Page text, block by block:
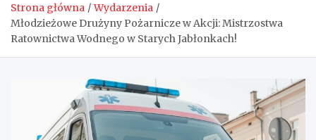
Strona główna
Wydarzenia
Młodzieżowe Drużyny Pożarnicze w Akcji: Mistrzostwa
Ratownictwa Wodnego w Starych Jabłonkach!